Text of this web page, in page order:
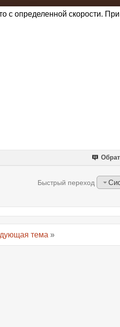
с определенной скорости.
Быстрый переход
тема »